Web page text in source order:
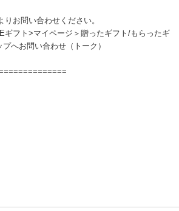
お問い合わせください。
ギフト>マイページ＞贈ったギフト/もらったギ
へお問い合わせ（トーク）